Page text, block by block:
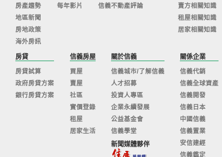
房產趨勢
地區新聞
房地政策
海外房訊
每年影片
信義不動產評論
賣方相關知識
租屋相關知識
居家相關知識
房貸
房貸試算
政府房貸方案
銀行房貸方案
信義房屋
買屋
賣屋
社區
實價登錄
租屋
居家生活
關於信義
信義城市/了解信義
人才招募
投資人專區
企業永續發展
公益基金會
信義學堂
新聞媒體夥伴
關係企業
信義代銷
信義全球資產
信義開發
信義日本
中國信義
信義置業
安信建經
信義鑑定